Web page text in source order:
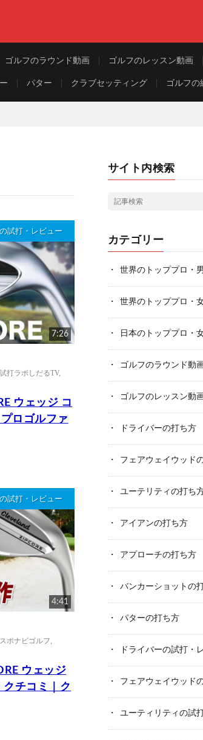
ゴルフのラウンド動画 ゴルフのレッスン動画
パター クラブセッティング ゴルフの
試打・レビュー
7:26
試打ラボしだるTV,
ウェッジ コ
ロゴルファ
試打・レビュー
4:41
スポナビゴルフ
ウェッジ
チコミ｜ク
サイト内検索
カテゴリー
世界のトッププロ・
世界のトッププロ・
日本のトッププロ・
ゴルフのラウンド動
ゴルフのレッスン動
ドライバーの打ち方
フェアウェイウッド
ユーテリティの打ち
アイアンの打ち方
アプローチの打ち方
バンカーショットの
パターの打ち方
ドライバーの試打・
フェアウェイウッド
ユーティリティの試